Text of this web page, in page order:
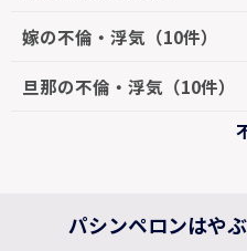
嫁の不倫・浮気（10件）
旦那の不倫・浮気（10件）
パシンペロンはや